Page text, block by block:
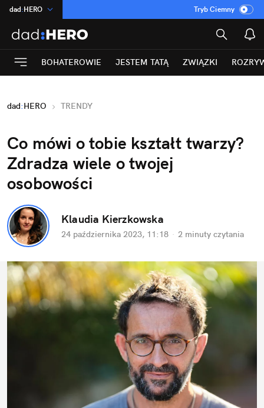
dad:HERO
:Temat
INN:Poland
ASZ:dziennik
Rozrywka
Tryb Ciemny
BOHATEROWIE JESTEM TATĄ ZWIĄZKI
dad:HERO TRENDY
Co mówi o tobie kształt twarzy?
Zdradza wiele o twojej
osobowości
Klaudia Kierzkowska
24 października 2023, 11:18 · 2 minuty czytania